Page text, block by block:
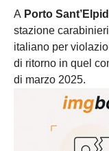
A Porto
stazione
italiano per
di ritorno in quel
di marzo 2025.